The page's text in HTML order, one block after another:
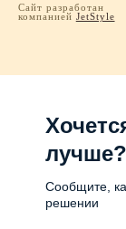
Сайт разработан
компанией JetStyle
лучше?
Сообщите,
решении